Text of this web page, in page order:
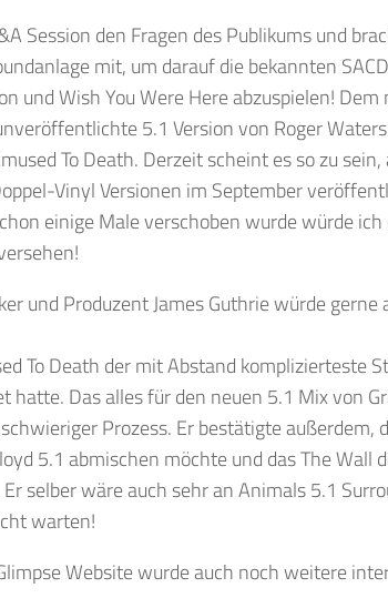
Session den Fragen des Publikums und
mit, um darauf die bekannten
und Wish You Were Here abzuspielen!
5.1 Version von Roger
To Death. Derzeit scheint es so zu sein,
Vinyl Versionen im September
einige Male verschoben wurde würde
und Produzent James Guthrie würde gerne
To Death der mit Abstand komplizierteste
hatte. Das alles für den neuen 5.1 Mix von
Prozess. Er bestätigte außerdem,
5.1 abmischen möchte und das The Wall
selber wäre auch sehr an Animals 5.1
warten!
Website wurde auch noch weitere